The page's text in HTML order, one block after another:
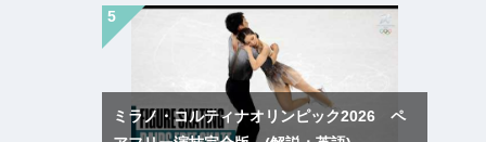
ミラノ・コルティナオリンピック2026 ペ